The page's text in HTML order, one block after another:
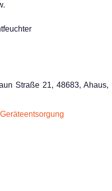
Straße 21, 48683, Ahaus,
Geräteentsorgung